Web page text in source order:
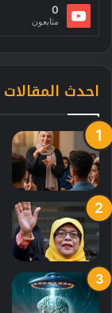
0
متابعون
احدث المقالات